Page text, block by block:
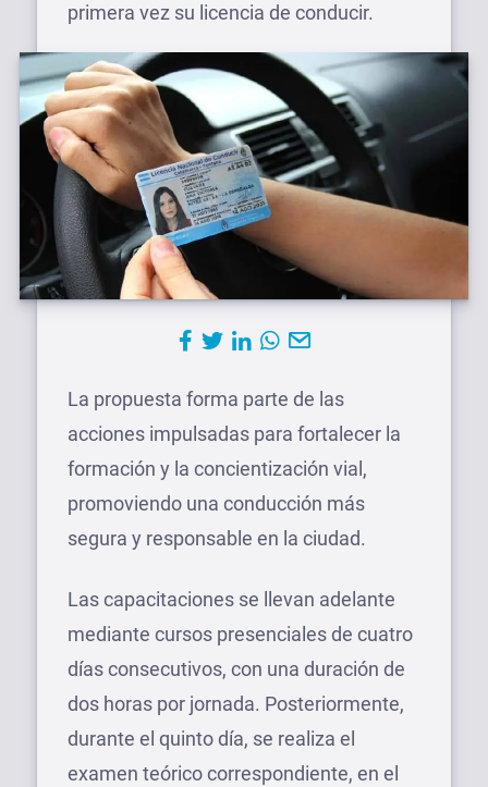
primera vez su licencia de conducir.
La propuesta forma parte de las
acciones impulsadas para fortalecer la
formación y la concientización vial,
promoviendo una conducción más
segura y responsable en la ciudad.
Las capacitaciones se llevan adelante
mediante cursos presenciales de cuatro
días consecutivos, con una duración de
dos horas por jornada. Posteriormente,
durante el quinto día, se realiza el
examen teórico correspondiente, en el